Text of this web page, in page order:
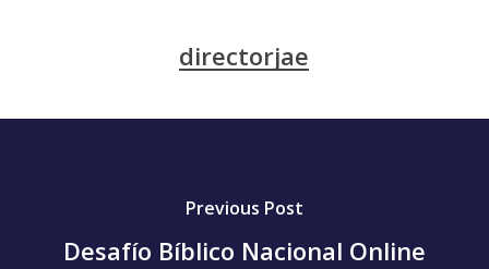
directorjae
Previous Post
Desafío Bíblico Nacional Online